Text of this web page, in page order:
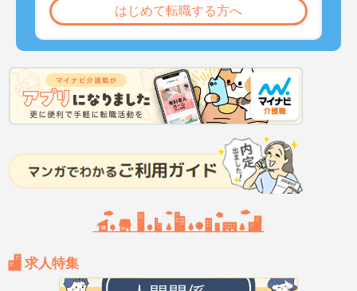
はじめて転職する方へ
求人特集